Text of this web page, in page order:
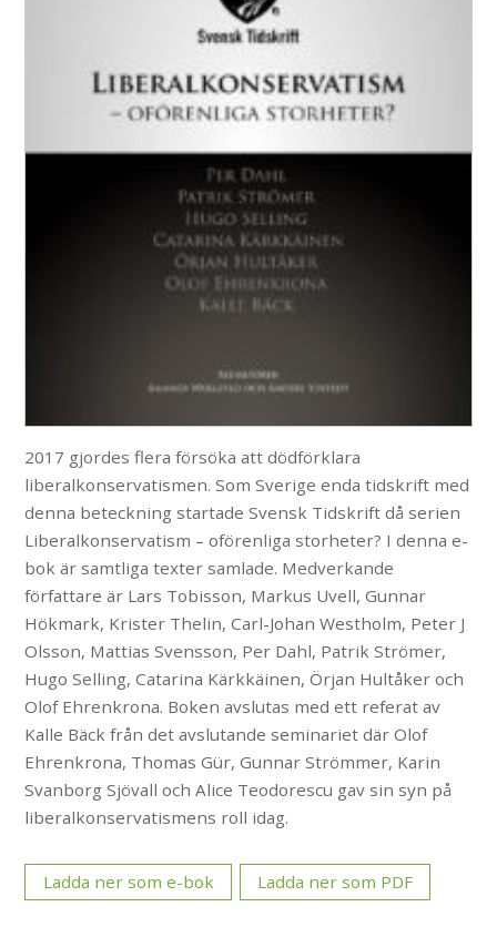
2017 gjordes flera försöka att dödförklara
liberalkonservatismen. Som Sverige enda tidskrift med
denna beteckning startade Svensk Tidskrift då serien
Liberalkonservatism – oförenliga storheter? I denna e-
bok är samtliga texter samlade. Medverkande
författare är Lars Tobisson, Markus Uvell, Gunnar
Hökmark, Krister Thelin, Carl-Johan Westholm, Peter J
Olsson, Mattias Svensson, Per Dahl, Patrik Strömer,
Hugo Selling, Catarina Kärkkäinen, Örjan Hultåker och
Olof Ehrenkrona. Boken avslutas med ett referat av
Kalle Bäck från det avslutande seminariet där Olof
Ehrenkrona, Thomas Gür, Gunnar Strömmer, Karin
Svanborg Sjövall och Alice Teodorescu gav sin syn på
liberalkonservatismens roll idag.
Ladda ner som e-bok Ladda ner som PDF